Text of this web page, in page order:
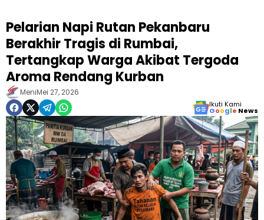
Pelarian Napi Rutan Pekanbaru
Berakhir Tragis di Rumbai,
Tertangkap Warga Akibat Tergoda
Aroma Rendang Kurban
MeniMei 27, 2026
Ikuti Kami
Google News